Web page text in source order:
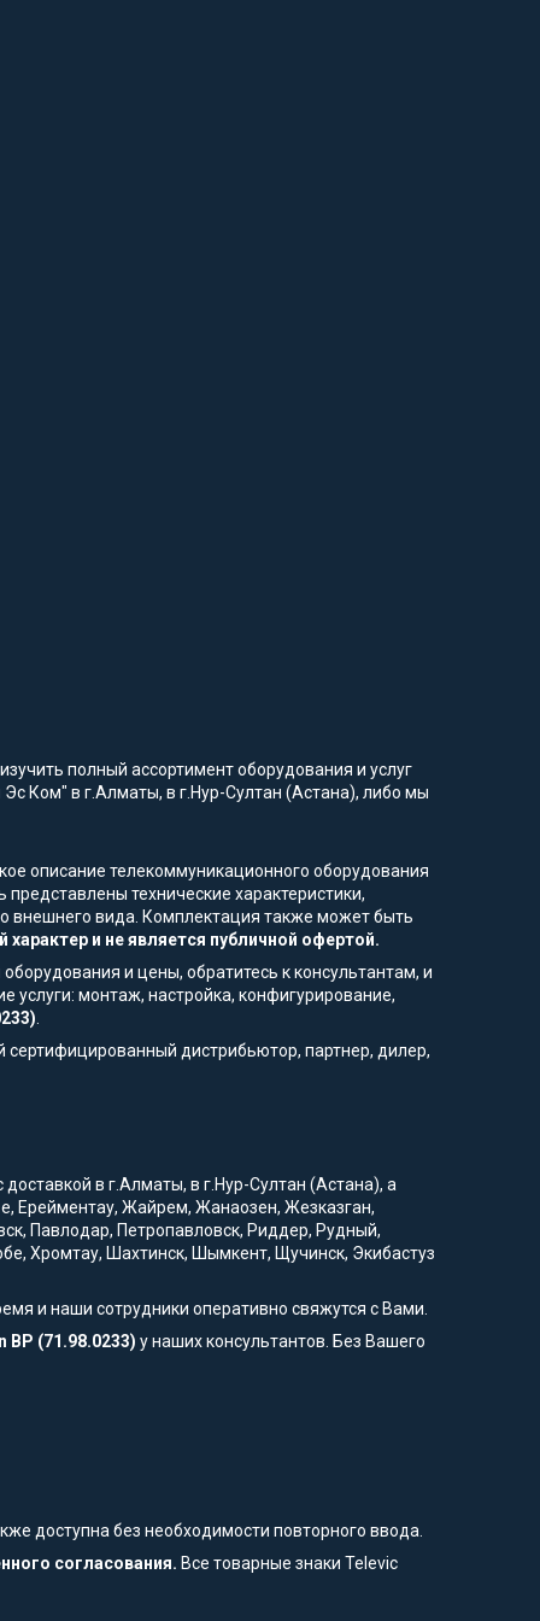
полный ассортимент оборудования и услуг
Ком" в г.Алматы, в г.Нур-Султан (Астана), либо мы
описание телекоммуникационного оборудования
технические характеристики,
внешнего вида. Комплектация также может быть
и не является публичной офертой.
и цены, обратитесь к консультантам, и
монтаж, настройка, конфигурирование,
.
дистрибьютор, партнер, дилер,
в г.Алматы, в г.Нур-Султан (Астана), а
Ерейментау, Жайрем, Жанаозен, Жезказган,
Павлодар, Петропавловск, Риддер, Рудный,
Хромтау, Шахтинск, Шымкент, Щучинск, Экибастуз
и наши сотрудники оперативно свяжутся с Вами.
BP (71.98.0233) у наших консультантов. Без Вашего
доступна без необходимости повторного ввода.
согласования. Все товарные знаки Televic